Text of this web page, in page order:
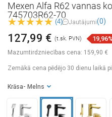
Mexen Alfa R62 vannas
745703R62-70
(4) Jautājumi(0)
Mazumtirdzniecības cena: 159,90 €
127,99 € (t.sk. PVN)
Zemākā cena pēdējo 30 dienu laikā
Krāsa - Melns